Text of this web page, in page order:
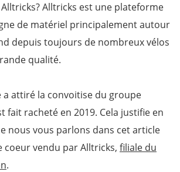
Alltricks est une plateforme
de matériel principalement autour
depuis toujours de nombreux vélos
qualité.
a attiré la convoitise du groupe
fait racheté en 2019. Cela justifie en
nous vous parlons dans cet article
coeur vendu par Alltricks, filiale du
.